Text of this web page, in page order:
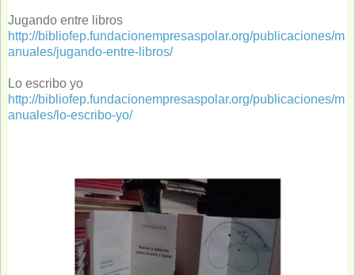
Jugando entre libros
http://bibliofep.fundacionempresaspolar.org/publicaciones/m
anuales/jugando-entre-libros/
Lo escribo yo
http://bibliofep.fundacionempresaspolar.org/publicaciones/m
anuales/lo-escribo-yo/